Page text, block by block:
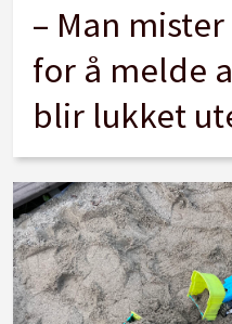
– Man
for å melde
blir lukket